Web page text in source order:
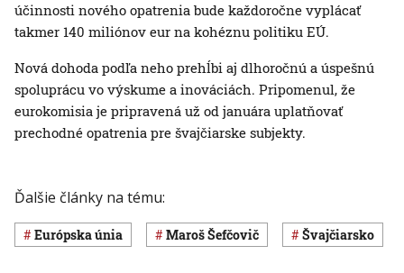
účinnosti nového opatrenia bude každoročne vyplácať
takmer 140 miliónov eur na kohéznu politiku EÚ.
Nová dohoda podľa neho prehĺbi aj dlhoročnú a úspešnú
spoluprácu vo výskume a inováciách. Pripomenul, že
eurokomisia je pripravená už od januára uplatňovať
prechodné opatrenia pre švajčiarske subjekty.
Ďalšie články na tému:
Európska únia Maroš Šefčovič Švajčiarsko